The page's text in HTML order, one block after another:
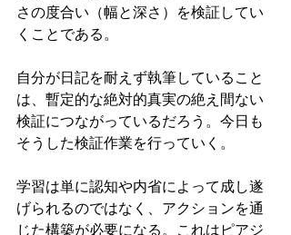
さの度合い（幅と深さ）を検証してい
くことである。
自分が日記を耐えず執筆していること
は、暫定的な絶対的真実の絶え間ない
検証につながっているだろう。今日も
そうした検証作業を行っていく。
学習は単に認知や内省によって成し遂
げられるのではなく、アクションを通
じた構築が必要になる。これはピアジ